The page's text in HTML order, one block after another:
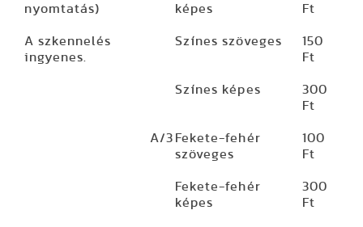
nyomtatás)
A szkennelés
ingyenes.
képes
Ft
Színes szöveges
150
Ft
Színes képes
300
Ft
A/3 Fekete-fehér
szöveges
100
Ft
Fekete-fehér
képes
300
Ft